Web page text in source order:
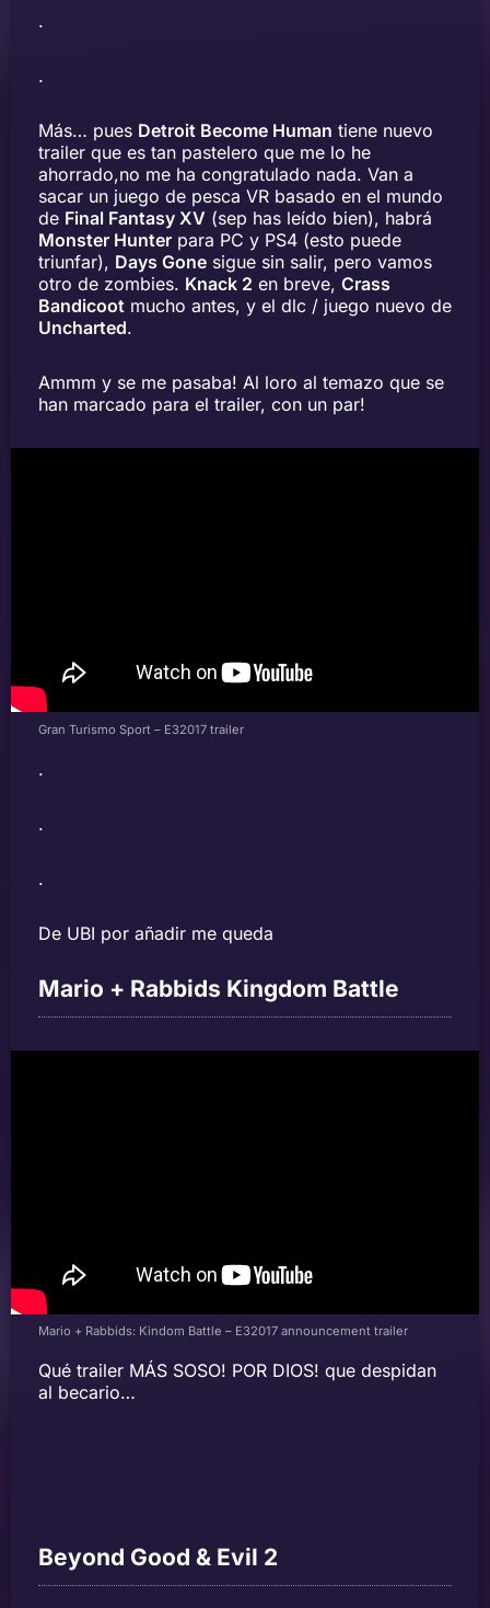
.
.
Más… pues Detroit Become Human tiene nuevo
trailer que es tan pastelero que me lo he
ahorrado,no me ha congratulado nada. Van a
sacar un juego de pesca VR basado en el mundo
de Final Fantasy XV (sep has leído bien), habrá
Monster Hunter para PC y PS4 (esto puede
triunfar), Days Gone sigue sin salir, pero vamos
otro de zombies. Knack 2 en breve, Crass
Bandicoot mucho antes, y el dlc / juego nuevo de
Uncharted.
Ammm y se me pasaba! Al loro al temazo que se
han marcado para el trailer, con un par!
Gran Turismo Sport – E32017 trailer
.
.
.
De UBI por añadir me queda
Mario + Rabbids Kingdom Battle
Mario + Rabbids: Kindom Battle – E32017 announcement trailer
Qué trailer MÁS SOSO! POR DIOS! que despidan
al becario…
Beyond Good & Evil 2